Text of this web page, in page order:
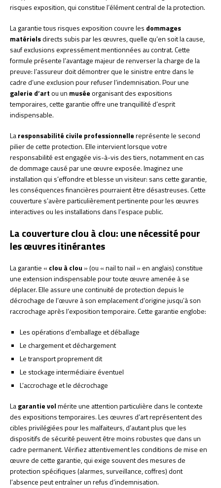
risques exposition, qui constitue l’élément central de la protection.
La garantie tous risques exposition couvre les dommages
matérielsdirects subis par les œuvres, quelle qu’en soit la cause,
sauf exclusions expressément mentionnées au contrat. Cette
formule présente l’avantage majeur de renverser la charge de la
preuve: l’assureur doit démontrer que le sinistre entre dans le
cadre d’une exclusion pour refuser l’indemnisation. Pour une
galerie d’artou un muséeorganisant des expositions
temporaires, cette garantie offre une tranquillité d’esprit
indispensable.
Laresponsabilité civile professionnellereprésente le second
pilier de cette protection. Elle intervient lorsque votre
responsabilité est engagée vis-à-vis des tiers, notamment en cas
de dommage causé par une œuvre exposée. Imaginez une
installation qui s’effondre et blesse un visiteur: sans cette garantie,
les conséquences financières pourraient être désastreuses. Cette
couverture s’avère particulièrement pertinente pour les œuvres
interactives ou les installations dans l’espace public.
La couverture clou à clou: une nécessité pour
les œuvres itinérantes
La garantie « clou à clou » (ou « nail to nail » en anglais) constitue
une extension indispensable pour toute œuvre amenée à se
déplacer. Elle assure une continuité de protection depuis le
décrochage de l’œuvre à son emplacement d’origine jusqu’à son
raccrochage après l’exposition temporaire. Cette garantie englobe:
Les opérations d’emballage et déballage
Le chargement et déchargement
Le transport proprement dit
Le stockage intermédiaire éventuel
L’accrochage et le décrochage
Lagarantie volmérite une attention particulière dans le contexte
des expositions temporaires. Les œuvres d’art représentent des
cibles privilégiées pour les malfaiteurs, d’autant plus que les
dispositifs de sécurité peuvent être moins robustes que dans un
cadre permanent. Vérifiez attentivement les conditions de mise en
œuvre de cette garantie, qui exige souvent des mesures de
protection spécifiques (alarmes, surveillance, coffres) dont
l’absence peut entraîner un refus d’indemnisation.